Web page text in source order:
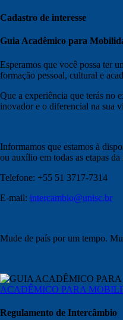
Cadastro de interesse
Guia Acadêmico para
Esperamos que você possa ter
formação pessoal, cultural e
Que a experiência que terás no
inovador e o diferencial na sua
Informamos que estamos à
ou auxílio em todas as etapas
Telefone: +55 51 3717-7314
E-mail: intercambio@unisc.br
Mude de país por um tempo.
ACADÊMICO PARA
Regulamento de Intercâmbio